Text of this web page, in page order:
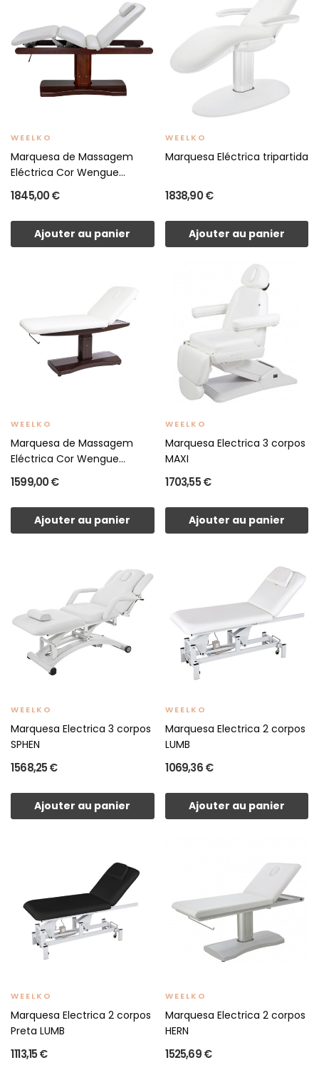
WEELKO
Marquesa de Massagem
Eléctrica Cor Wengue...
1 845,00 €
Ajouter au panier
WEELKO
Marquesa Eléctrica tripartida
1 838,90 €
Ajouter au panier
WEELKO
Marquesa de Massagem
Eléctrica Cor Wengue...
1 599,00 €
Ajouter au panier
WEELKO
Marquesa Electrica 3 corpos
MAXI
1 703,55 €
Ajouter au panier
WEELKO
Marquesa Electrica 3 corpos
SPHEN
1 568,25 €
Ajouter au panier
WEELKO
Marquesa Electrica 2 corpos
LUMB
1 069,36 €
Ajouter au panier
WEELKO
Marquesa Electrica 2 corpos
Preta LUMB
1 113,15 €
WEELKO
Marquesa Electrica 2 corpos
HERN
1 525,69 €